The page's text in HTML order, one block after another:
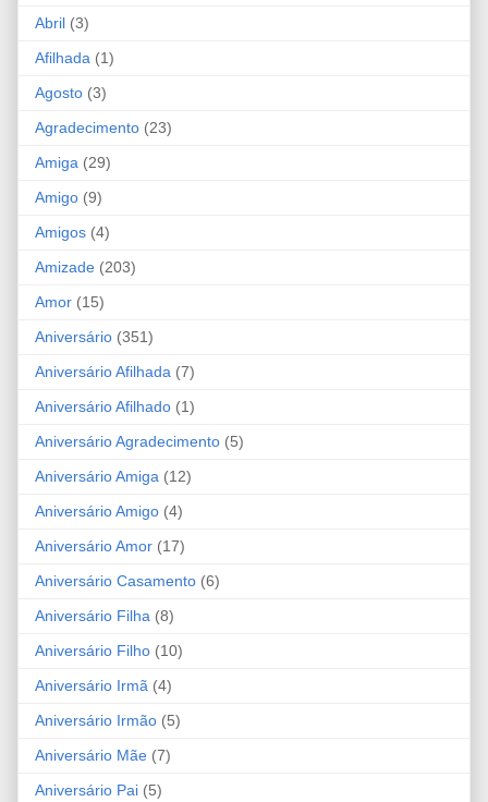
Abril (3)
Afilhada (1)
Agosto (3)
Agradecimento (23)
Amiga (29)
Amigo (9)
Amigos (4)
Amizade (203)
Amor (15)
Aniversário (351)
Aniversário Afilhada (7)
Aniversário Afilhado (1)
Aniversário Agradecimento (5)
Aniversário Amiga (12)
Aniversário Amigo (4)
Aniversário Amor (17)
Aniversário Casamento (6)
Aniversário Filha (8)
Aniversário Filho (10)
Aniversário Irmã (4)
Aniversário Irmão (5)
Aniversário Mãe (7)
Aniversário Pai (5)